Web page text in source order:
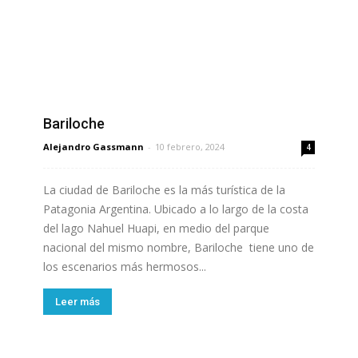
Bariloche
Alejandro Gassmann - 10 febrero, 2024 4
La ciudad de Bariloche es la más turística de la
Patagonia Argentina. Ubicado a lo largo de la costa
del lago Nahuel Huapi, en medio del parque
nacional del mismo nombre, Bariloche tiene uno de
los escenarios más hermosos...
Leer más